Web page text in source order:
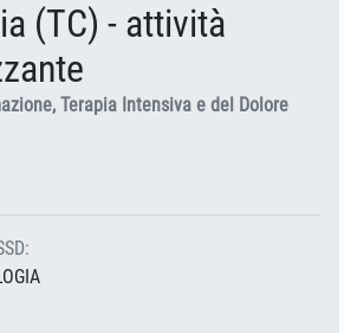
(TC) - attività
Terapia Intensiva e del Dolore